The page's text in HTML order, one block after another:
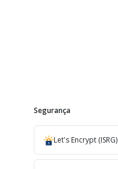
Segurança
Let's Encrypt (ISRG)